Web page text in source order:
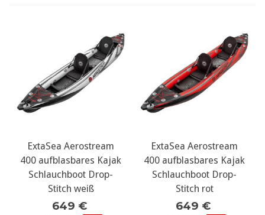
ExtaSea Aerostream
400 aufblasbares Kajak
Schlauchboot Drop-
Stitch weiß
649 €
ExtaSea Aerostream
400 aufblasbares Kajak
Schlauchboot Drop-
Stitch rot
649 €